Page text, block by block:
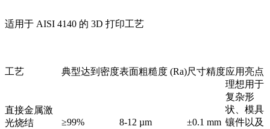
适用于 AISI 4140 的 3D 打印工艺
工艺 典型达到密度表面粗糙度 (Ra)尺寸精度应用亮点
直接金属激
光烧结
≥99% 8-12 µm ±0.1 mm
理想用于
复杂形
状、模具
镶件以及